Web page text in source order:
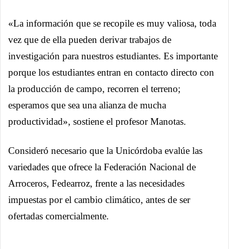
«La información que se recopile es muy valiosa, toda
vez que de ella pueden derivar trabajos de
investigación para nuestros estudiantes. Es importante
porque los estudiantes entran en contacto directo con
la producción de campo, recorren el terreno;
esperamos que sea una alianza de mucha
productividad», sostiene el profesor Manotas.
Consideró necesario que la Unicórdoba evalúe las
variedades que ofrece la Federación Nacional de
Arroceros, Fedearroz, frente a las necesidades
impuestas por el cambio climático, antes de ser
ofertadas comercialmente.